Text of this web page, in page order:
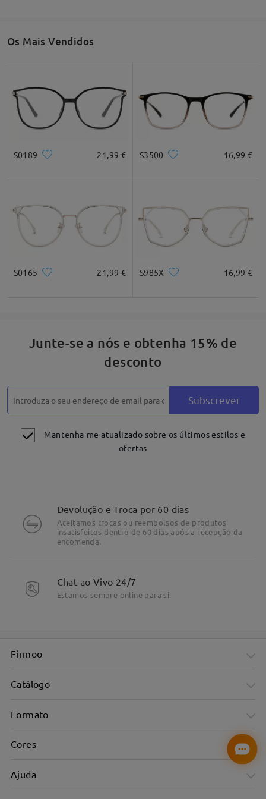
Os Mais Vendidos
S0189 21,99 € S3500 16,99 €
S0165 21,99 € S985X 16,99 €
Junte-se a nós e obtenha 15% de
desconto
Subscrever
Mantenha-me atualizado sobre os últimos estilos e
ofertas
Devolução e Troca por 60 dias
Aceitamos trocas ou reembolsos de produtos
insatisfeitos dentro de 60 dias após a recepção da
encomenda.
Chat ao Vivo 24/7
Estamos sempre online para si.
Firmoo
Catálogo
Formato
Cores
Ajuda